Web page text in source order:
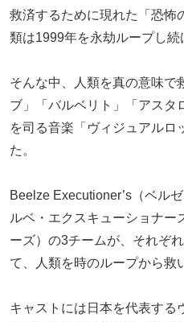
救済するために現れた「恐怖
類は1999年を永劫ループし続
そんな中、人類を真の意味で
ブ」「バルベリト」「アスタ
を司る音楽「ヴィジュアルロ
た。
Beelze Executioner’s（ベル
ルベ・エクスキューショナー
ーズ）の3チームが、それぞ
て、人類を時のループから救
キャストには日本を代表する